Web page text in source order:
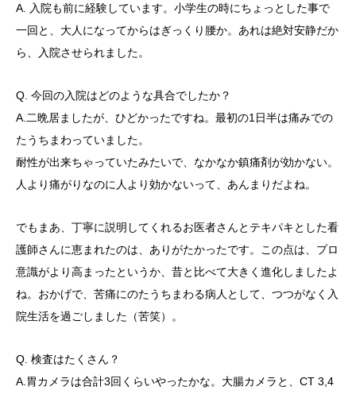
A. 入院も前に経験しています。小学生の時にちょっとした事で
一回と、大人になってからはぎっくり腰か。あれは絶対安静だか
ら、入院させられました。
Q. 今回の入院はどのような具合でしたか？
A.二晩居ましたが、ひどかったですね。最初の1日半は痛みでの
たうちまわっていました。
耐性が出来ちゃっていたみたいで、なかなか鎮痛剤が効かない。
人より痛がりなのに人より効かないって、あんまりだよね。
でもまあ、丁寧に説明してくれるお医者さんとテキパキとした看
護師さんに恵まれたのは、ありがたかったです。この点は、プロ
意識がより高まったというか、昔と比べて大きく進化しましたよ
ね。おかげで、苦痛にのたうちまわる病人として、つつがなく入
院生活を過ごしました（苦笑）。
Q. 検査はたくさん？
A.胃カメラは合計3回くらいやったかな。大腸カメラと、CT 3,4